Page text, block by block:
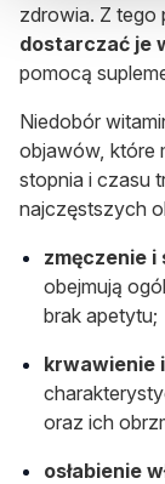
zdrowia. Z tego
dostarczać je
pomocą
Niedobór
objawów, które
stopnia i czasu
najczęstszych
zmęczenie i
obejmują
brak apetytu;
krwawienie
oraz ich
osłabienie